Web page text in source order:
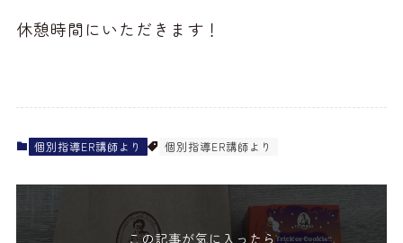
休憩時間にいただきます！
個別指導ER講師より 個別指導ER講師より
この記事が気に入ったら